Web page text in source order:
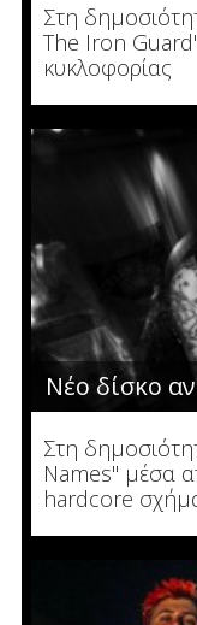
Στη
The Iron Guard"
κυκλοφορίας
Νέο δίσκο
Στη
Names" μέσα
hardcore